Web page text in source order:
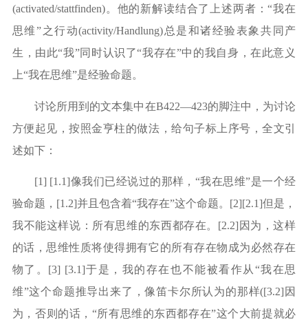
(activated/stattfinden)。他的新解读结合了上述两者：“我在
思维”之行动(activity/Handlung)总是和诸经验表象共同产
生，由此“我”同时认识了“我存在”中的我自身，在此意义
上“我在思维”是经验命题。
讨论所用到的文本集中在B422—423的脚注中，为讨论
方便起见，按照金亨柱的做法，给句子标上序号，全文引
述如下：
[1] [1.1]像我们已经说过的那样，“我在思维”是一个经
验命题，[1.2]并且包含着“我存在”这个命题。[2][2.1]但是，
我不能这样说：所有思维的东西都存在。[2.2]因为，这样
的话，思维性质将使得拥有它的所有存在物成为必然存在
物了。[3] [3.1]于是，我的存在也不能被看作从“我在思
维”这个命题推导出来了，像笛卡尔所认为的那样([3.2]因
为，否则的话，“所有思维的东西都存在”这个大前提就必